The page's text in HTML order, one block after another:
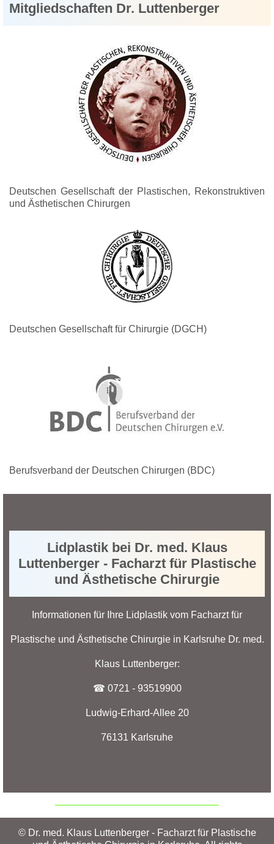
Mitgliedschaften Dr. Luttenberger
Deutschen Gesellschaft der Plastischen, Rekonstruktiven
und Ästhetischen Chirurgen
Deutschen Gesellschaft für Chirurgie (DGCH)
Berufsverband der Deutschen Chirurgen (BDC)
Lidplastik bei Dr. med. Klaus
Luttenberger - Facharzt für Plastische
und Ästhetische Chirurgie
Informationen für Ihre Lidplastik vom Facharzt für
Plastische und Ästhetische Chirurgie in Karlsruhe Dr. med.
Klaus Luttenberger:
☎ 0721 - 93519900
Ludwig-Erhard-Allee 20
76131 Karlsruhe
© Dr. med. Klaus Luttenberger - Facharzt für Plastische